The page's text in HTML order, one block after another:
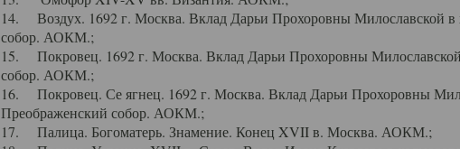
14. Воздух. 1692 г. Москва. Вклад Дарьи Прохоровны Милославской в
собор. АОКМ.;
15. Покровец. 1692 г. Москва. Вклад Дарьи Прохоровны
собор. АОКМ.;
16. Покровец. Се ягнец. 1692 г. Москва. Вклад Дарьи Прохоровны
Преображенский собор. АОКМ.;
17. Палица. Богоматерь. Знамение. Конец XVII в. Москва. АОКМ.;